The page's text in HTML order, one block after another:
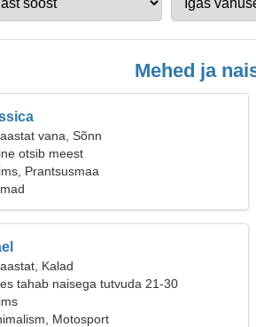
Mehed ja
vana, Sõnn
otsib meest
Prantsusmaa
Kalad
tahab naisega tutvuda 21-30
Motosport